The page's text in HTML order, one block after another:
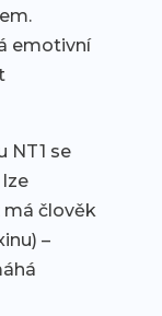
emotivní
NT1 se
člověk
–